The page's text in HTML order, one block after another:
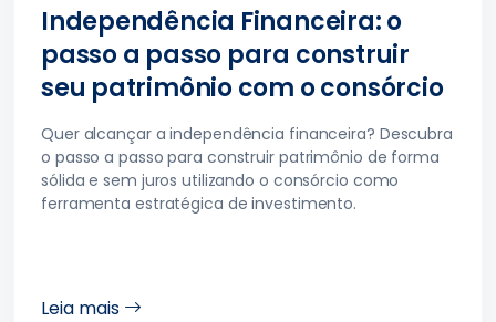
Independência Financeira: o
passo a passo para construir
seu patrimônio com o consórcio
Quer alcançar a independência financeira? Descubra
o passo a passo para construir patrimônio de forma
sólida e sem juros utilizando o consórcio como
ferramenta estratégica de investimento.
Leia mais